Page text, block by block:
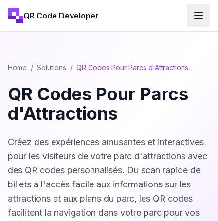
QR Code Developer
Home / Solutions / QR Codes Pour Parcs d'Attractions
QR Codes Pour Parcs
d'Attractions
Créez des expériences amusantes et interactives
pour les visiteurs de votre parc d'attractions avec
des QR codes personnalisés. Du scan rapide de
billets à l'accès facile aux informations sur les
attractions et aux plans du parc, les QR codes
facilitent la navigation dans votre parc pour vos